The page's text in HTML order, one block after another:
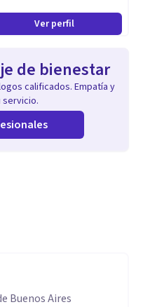
Ver perfil
de bienestar
calificados. Empatía y
servicio.
Buenos Aires